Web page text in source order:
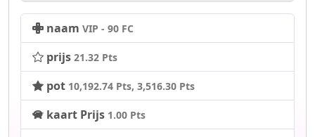
naam VIP - 90 FC
prijs 21.32 Pts
pot 10,192.74 Pts 3,516.30 Pts
kaart Prijs 1.00 Pts